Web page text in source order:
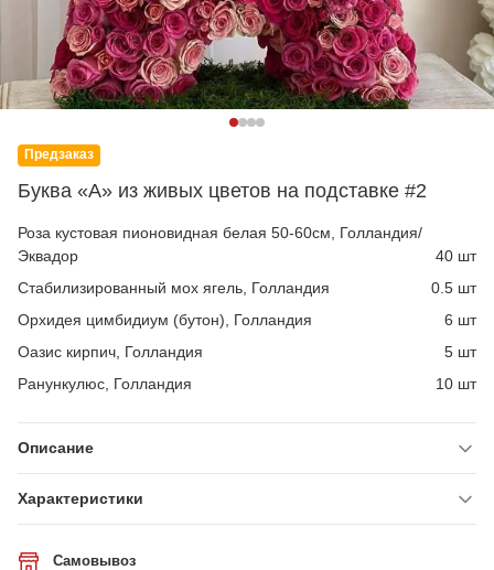
Предзаказ
Буква «A» из живых цветов на подставке #2
Роза кустовая пионовидная белая 50-60см, Голландия/
Эквадор
40 шт
Стабилизированный мох ягель, Голландия
0.5 шт
Орхидея цимбидиум (бутон), Голландия
6 шт
Оазис кирпич, Голландия
5 шт
Ранункулюс, Голландия
10 шт
Описание
Характеристики
Самовывоз